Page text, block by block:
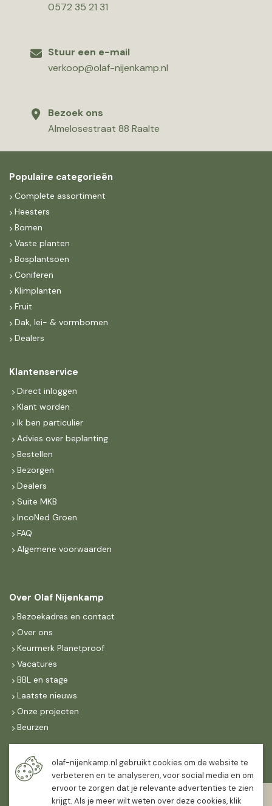
0572 35 21 31
Stuur een e-mail
verkoop@olaf-nijenkamp.nl
Bezoek ons
Almelosestraat 88 Raalte
Populaire categorieën
Complete assortiment
Heesters
Bomen
Vaste planten
Bosplantsoen
Coniferen
Klimplanten
Fruit
Dak, lei- & vormbomen
Dealers
Klantenservice
Direct inloggen
Klant worden
Ik ben particulier
Advies over beplanting
Bestellen
Bezorgen
Dealers
Suite MKB
IncoNed Groen
FAQ
Algemene voorwaarden
Over Olaf Nijenkamp
Bezoekadres en contact
Over ons
Keurmerk Planetproof
Vacatures
BBL en stage
Laatste nieuws
Onze projecten
Beurzen
Maandag t/m vrijdag
07:30-
16:30
olaf-nijenkamp.nl gebruikt cookies om de website te
verbeteren en te analyseren, voor social media en om
ervoor te zorgen dat je relevante advertenties te zien
krijgt. Als je meer wilt weten over deze cookies, klik